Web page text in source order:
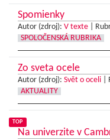
Spomienky
Autor (zdroj): V texte
SPOLOČENSKÁ RUBRIKA
Zo sveta ocele
Autor (zdroj): Svět o oceli
AKTUALITY
TOP
Na univerzite v